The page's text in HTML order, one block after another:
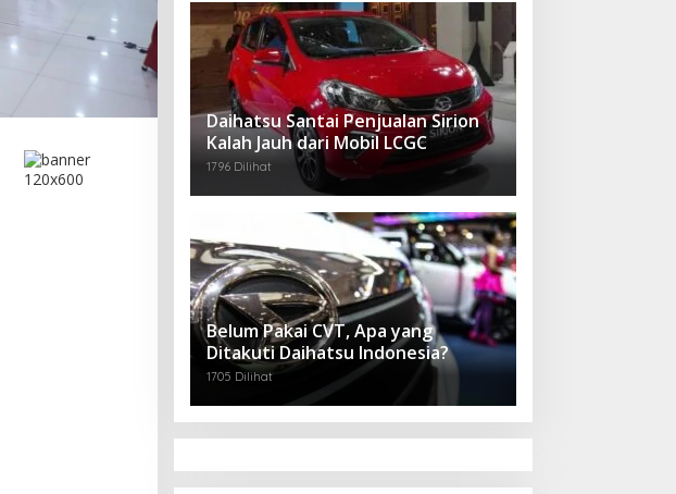
Daihatsu Santai Penjualan Sirion
Kalah Jauh dari Mobil LCGC
1796 Dilihat
Belum Pakai CVT, Apa yang
Ditakuti Daihatsu Indonesia?
1705 Dilihat